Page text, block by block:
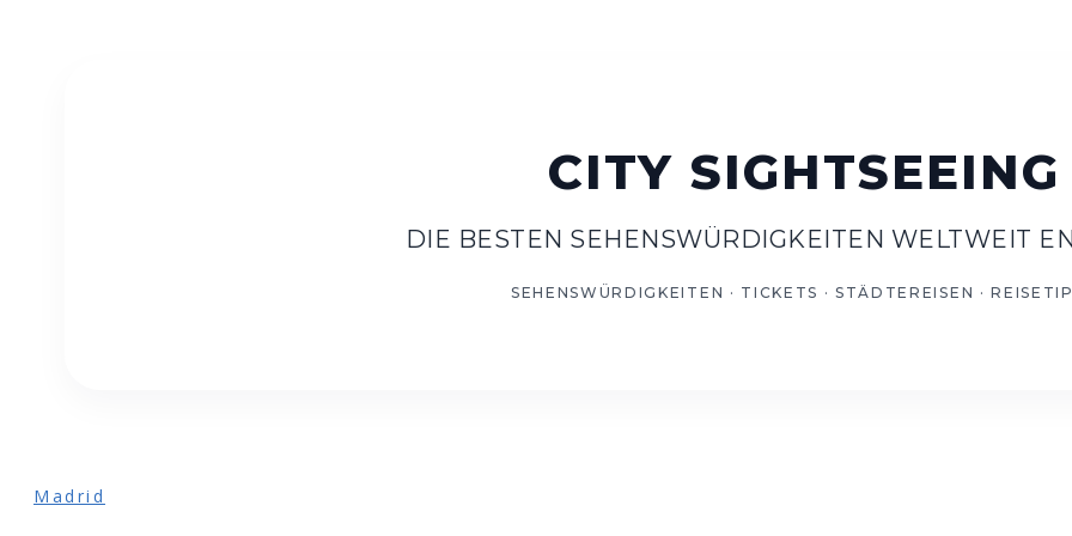
DIE BESTEN SEHENSWÜRDIGKEITEN WELTWEIT
Madrid